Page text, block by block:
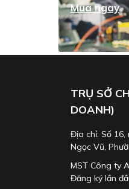
Mua ngay
TRỤ SỞ
DOANH)
Địa chỉ: Số
Ngọc Vũ,
MST Công ty
Đăng ký lần